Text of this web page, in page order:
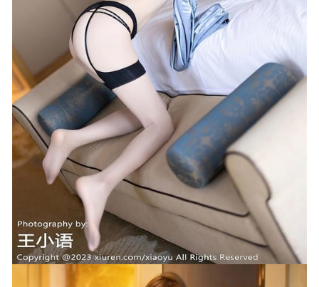
2022-12-22
[Xiuren秀人网]2022.11.28 NO.5920 王馨瑶yanni[82+1P／
2023-04-09
[XIAOYU语画界]2022.10.17 VOL.883 徐莉芝Booty[91+1P／
681MB]
2023-01-25